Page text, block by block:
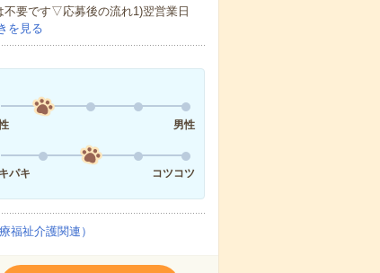
要です▽応募後の流れ1)翌営業日
を見る
男性
パキ
コツコツ
祉介護関連）